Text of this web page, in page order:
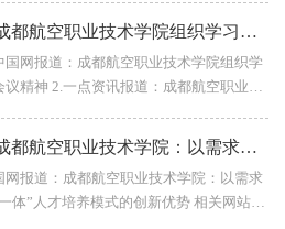
享]...
【中国网】成都航空职业技术学院组织学习会议公报和会议精神
成都航空职业技
院组织学习会议公报和会议精...
【中国网】成都航空职业技术学院：以需求为导向的“三位一体”人才培养模式的创新优势
网报道：成都航空职业技术学院：以需求
人才培养模式的创新优势 相关网站报